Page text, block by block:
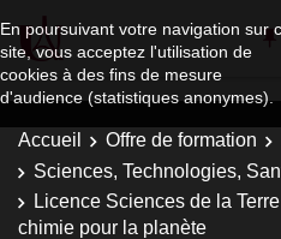
En poursuivant votre navigation sur
site, vous acceptez l'utilisation de
cookies à des fins de mesure
d'audience (statistiques anonymes).
Accueil Offre de formation
Sciences, Technologies,
Licence Sciences de la
chimie pour la planète